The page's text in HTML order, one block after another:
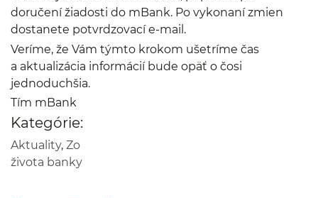
doručení žiadosti do mBank. Po vykonaní zmien
dostanete potvrdzovací e-mail.
Veríme, že Vám týmto krokom ušetríme čas
a aktualizácia informácií bude opäť o čosi
jednoduchšia.
Tím mBank
Kategórie:
Aktuality, Zo
života banky